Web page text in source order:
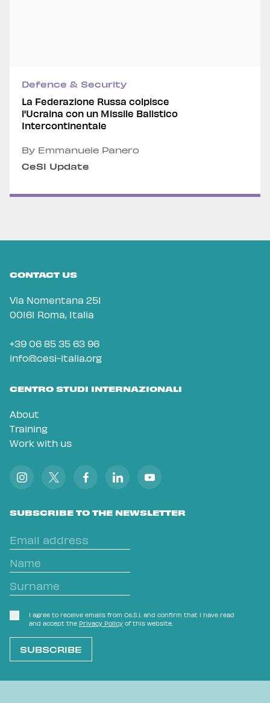
Defence & Security
La Federazione Russa colpisce
l'Ucraina con un Missile Balistico
Intercontinentale
By Emmanuele Panero
CeSI Update
CONTACT US
Via Nomentana 251
00161 Roma, Italia
+39 06 85 35 63 96
info@cesi-italia.org
CENTRO STUDI INTERNAZIONALI
About
Training
Work with us
SUBSCRIBE TO THE NEWSLETTER
I agree to receive emails from Ce.S.I. and confirm that I have read
and accept the Privacy Policy of this website.